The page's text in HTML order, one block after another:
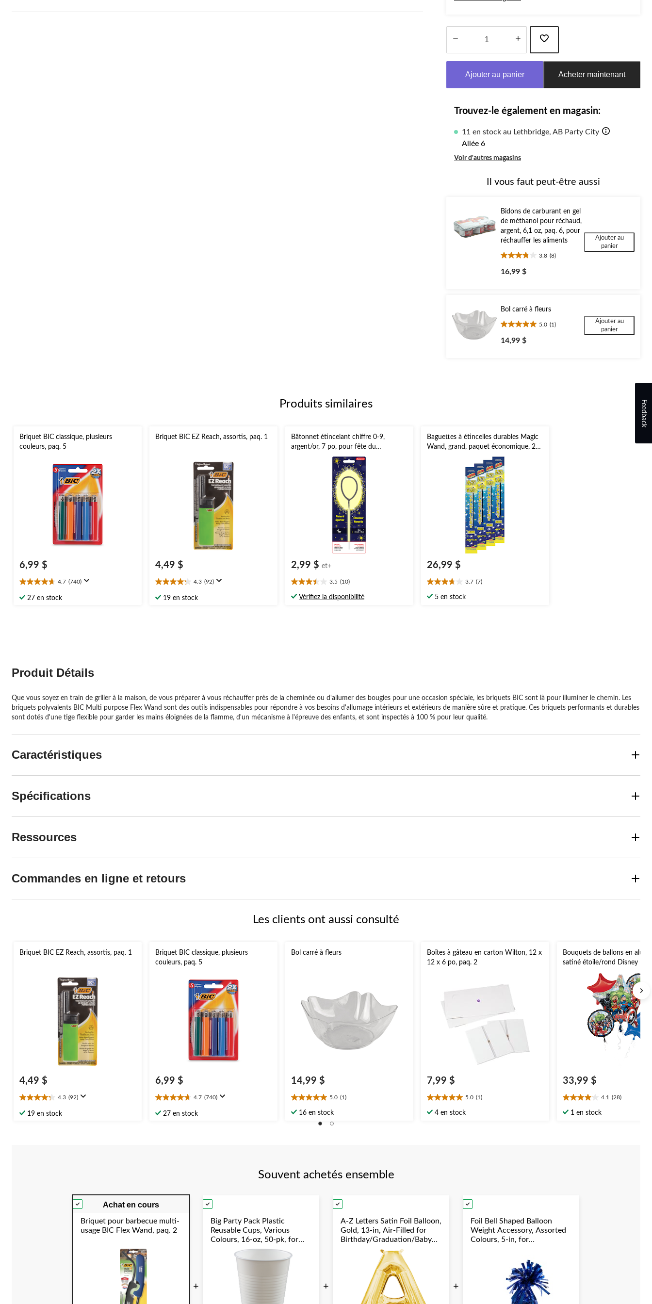
Ajouter au panier Acheter maintenant
Trouvez-le également en magasin:
11 en stock au Lethbridge, AB Party City
Allée 6
Voir d'autres magasins
Il vous faut peut-être aussi
Bidons de carburant en gel
de méthanol pour réchaud,
argent, 6,1 oz, paq. 6, pour
réchauffer les aliments
3.8 (8)
3.8
étoile(s)
évaluations
16,99 $
Ajouter au
panier
Bol carré à fleurs
5.0 (1)
5.0
étoile(s)
14,99 $
Ajouter au
panier
Produits similaires
Briquet BIC classique, plusieurs
couleurs, paq. 5
6,99 $
4.7 (740)
4.7
étoile(s)
27 en stock
Briquet BIC EZ Reach, assortis, paq. 1
4,49 $
4.3 (92)
4.3
étoile(s)
19 en stock
Bâtonnet étincelant chiffre 0-9,
argent/or, 7 po, pour fête du
Canada/fête d'anniversaire/été
2,99 $ et+
3.5 (10)
3.5
étoile(s)
Vérifiez la disponibilité
Baguettes à étincelles durables Magic
Wand, grand, paquet économique, 20
26,99 $
3.7 (7)
3.7
étoile(s)
5 en stock
Produit Détails
Que vous soyez en train de griller à la maison, de vous préparer à vous réchauffer près de la cheminée ou d'allumer des bougies pour une occasion spéciale, les briquets BIC sont là pour illuminer le chemin. Les
briquets polyvalents BIC Multi purpose Flex Wand sont des outils indispensables pour répondre à vos besoins d'allumage intérieurs et extérieurs de manière sûre et pratique. Ces briquets performants et durables
sont dotés d'une tige flexible pour garder les mains éloignées de la flamme, d'un mécanisme à l'épreuve des enfants, et sont inspectés à 100 % pour leur qualité.
Caractéristiques
Spécifications
Ressources
Commandes en ligne et retours
Les clients ont aussi consulté
Briquet BIC EZ Reach, assortis, paq. 1
4,49 $
4.3 (92)
4.3
étoile(s)
19 en stock
Briquet BIC classique, plusieurs
couleurs, paq. 5
6,99 $
4.7 (740)
4.7
étoile(s)
27 en stock
Bol carré à fleurs
14,99 $
5.0 (1)
5.0
étoile(s)
16 en stock
Boîtes à gâteau en carton Wilton, 12 x
12 x 6 po, paq. 2
7,99 $
5.0 (1)
5.0
étoile(s)
4 en stock
Bouquets de ballons en
satiné étoile/rond Disney
Avengers, vert/rouge/bleu,
gonflement à l'hélium et
pour fête d'anniversaire
33,99 $
4.1 (28)
4.1
étoile(s)
1 en stock
Souvent achetés ensemble
Achat en cours
Briquet pour barbecue multi-
usage BIC Flex Wand, paq. 2
+
Big Party Pack Plastic
Reusable Cups, Various
Colours, 16-oz, 50-pk, for
Christmas/Thanksgiving/New
Year's Eve/Birthday Party
+
A-Z Letters Satin Foil Balloon,
Gold, 13-in, Air-Filled for
Birthday/Graduation/Baby
Shower/Wedding
+
Foil Bell Shaped Balloon
Weight Accessory, Assorted
Colours, 5-in, for
Feedback